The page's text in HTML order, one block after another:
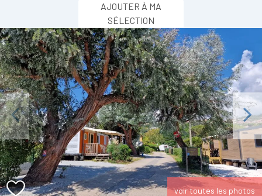
AJOUTER À MA
SÉLECTION
Next
voir toutes les photos